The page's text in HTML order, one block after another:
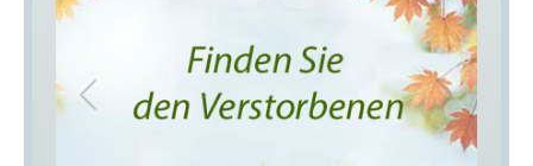
Previous Next